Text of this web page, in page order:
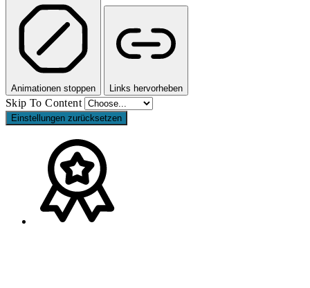
Animationen stoppen Links hervorheben
Skip To Content
Einstellungen zurücksetzen